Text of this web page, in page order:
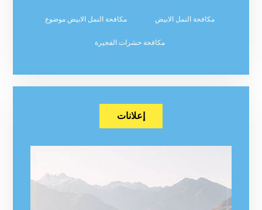
مكافحة النمل الابيض مكافحة النمل الابيض موضوع
مكافحة حشرات الفجيرة
إعلانات